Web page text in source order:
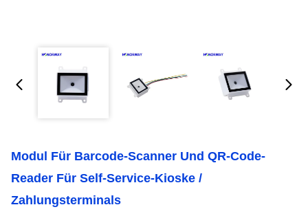
Modul Für Barcode-Scanner Und QR-Code-
Reader Für Self-Service-Kioske /
Zahlungsterminals